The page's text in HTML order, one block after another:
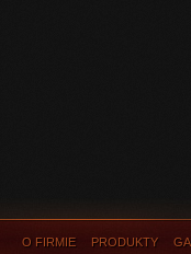
O FIRMIE PRODUKTY